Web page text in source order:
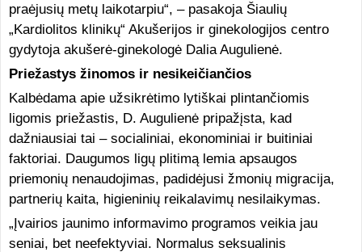
praėjusių metų laikotarpiu“, – pasakoja Šiaulių
„Kardiolitos klinikų“ Akušerijos ir ginekologijos centro
gydytoja akušerė-ginekologė Dalia Augulienė.
Priežastys žinomos ir nesikeičiančios
Kalbėdama apie užsikrėtimo lytiškai plintančiomis
ligomis priežastis, D. Augulienė pripažįsta, kad
dažniausiai tai – socialiniai, ekonominiai ir buitiniai
faktoriai. Daugumos ligų plitimą lemia apsaugos
priemonių nenaudojimas, padidėjusi žmonių migracija,
partnerių kaita, higieninių reikalavimų nesilaikymas.
„Įvairios jaunimo informavimo programos veikia jau
seniai, bet neefektyviai. Normalus seksualinis